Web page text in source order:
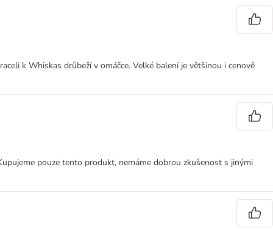
k Whiskas drůbeží v omáčce. Velké balení je většinou i cenově
pouze tento produkt, nemáme dobrou zkušenost s jinými